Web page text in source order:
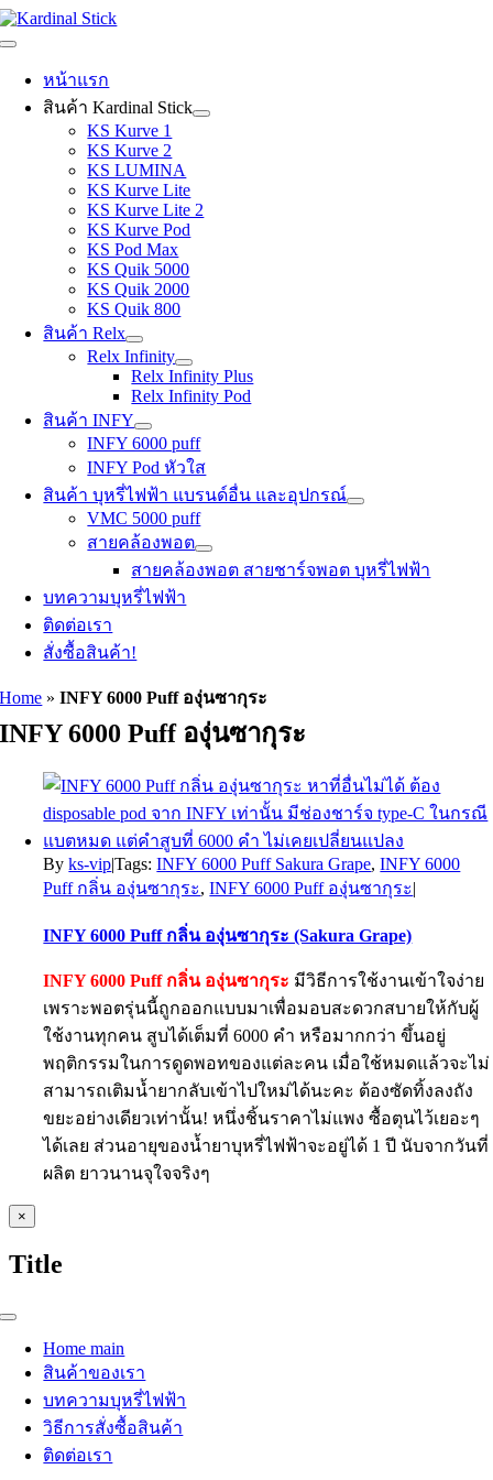
Skip
to
Toggle
Navigation
หน้าแรก
สินค้า Kardinal Stick
KS Kurve 1
KS Kurve 2
KS LUMINA
KS Kurve Lite
KS Kurve Lite 2
KS Kurve Pod
KS Pod Max
KS Quik 5000
KS Quik 2000
KS Quik 800
สินค้า Relx
Relx Infinity
Relx Infinity Plus
Relx Infinity Pod
สินค้า INFY
INFY 6000 puff
INFY Pod หัวใส
สินค้า บุหรี่ไฟฟ้า แบรนด์อื่น และอุปกรณ์
VMC 5000 puff
สายคล้องพอต
สายคล้องพอต สายชาร์จพอต บุหรี่ไฟฟ้า
บทความบุหรี่ไฟฟ้า
ติดต่อเรา
สั่งซื้อสินค้า!
Home »INFY 6000 Puff องุ่นซากุระ
INFY 6000 Puff องุ่นซากุระ
Byks-vip|Tags:INFY 6000 Puff Sakura Grape,INFY 6000
Puff กลิ่น องุ่นซากุระ,INFY 6000 Puff องุ่นซากุระ|
INFY 6000 Puff กลิ่น องุ่นซากุระ (Sakura Grape)
INFY 6000 Puff กลิ่น องุ่นซากุระ มีวิธีการใช้งานเข้าใจง่าย
เพราะพอตรุ่นนี้ถูกออกแบบมาเพื่อมอบสะดวกสบายให้กับผู้
ใช้งานทุกคน สูบได้เต็มที่ 6000 คำ หรือมากกว่า ขึ้นอยู่
พฤติกรรมในการดูดพอทของแต่ละคน เมื่อใช้หมดแล้วจะไม่
สามารถเติมน้ำยากลับเข้าไปใหม่ได้นะคะ ต้องซัดทิ้งลงถัง
ขยะอย่างเดียวเท่านั้น! หนึ่งชิ้นราคาไม่แพง ซื้อตุนไว้เยอะๆ
ได้เลย ส่วนอายุของน้ำยาบุหรี่ไฟฟ้าจะอยู่ได้ 1 ปี นับจากวันที่
ผลิต ยาวนานจุใจจริงๆ
Close
product
view
×
Title
Toggle
NavigationHome main
สินค้าของเรา
บทความบุหรี่ไฟฟ้า
วิธีการสั่งซื้อสินค้า
ติดต่อเรา